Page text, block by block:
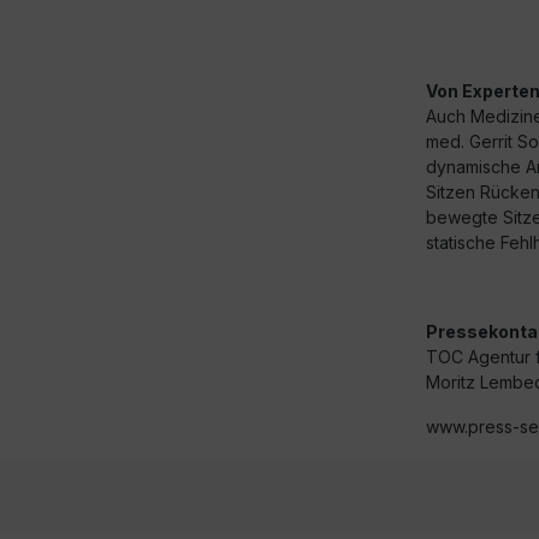
Von
Auch
med. Gerrit
dynamische
Sitzen
bewegte
statische
TOC Agentur
Moritz
www.press-